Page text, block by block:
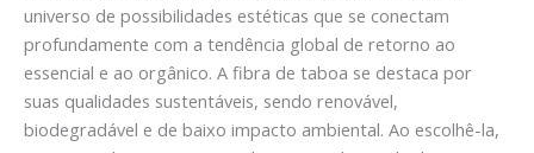
universo de possibilidades estéticas que se conectam
profundamente com a tendência global de retorno ao
essencial e ao orgânico. A fibra de taboa se destaca por
suas qualidades sustentáveis, sendo renovável,
biodegradável e de baixo impacto ambiental. Ao escolhê-la,